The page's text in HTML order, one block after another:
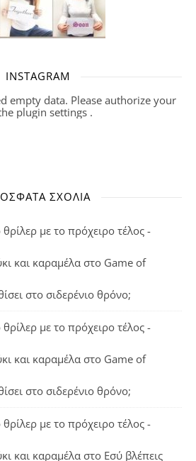
INSTAGRAM
empty data. Please authorize your
plugin settings .
ΣΧΌΛΙΑ
με το πρόχειρο τέλος -
και καραμέλα στο Game of
στο σιδερένιο θρόνο;
με το πρόχειρο τέλος -
και καραμέλα στο Game of
στο σιδερένιο θρόνο;
με το πρόχειρο τέλος -
και καραμέλα στο Εσύ βλέπεις